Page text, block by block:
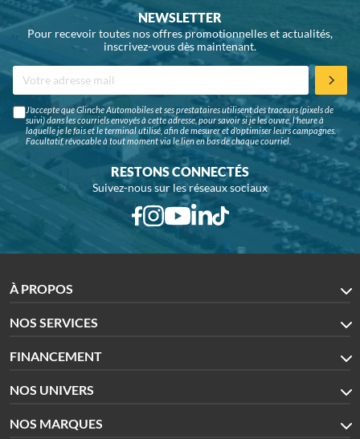
NEWSLETTER
Pour recevoir toutes nos offres promotionnelles et actualités,
inscrivez-vous dès maintenant.
J'accepte que Glinche Automobiles et ses prestataires utilisent des traceurs (pixels de
suivi) dans les courriels envoyés à cette adresse, pour savoir si je les ouvre, l'heure à
laquelle je le fais et le terminal utilisé, afin de mesurer et d'optimiser leurs campagnes.
Facultatif, révocable à tout moment via le lien en bas de chaque courriel.
RESTONS CONNECTÉS
Suivez-nous sur les réseaux sociaux
À PROPOS
NOS SERVICES
FINANCEMENT
NOS UNIVERS
NOS MARQUES